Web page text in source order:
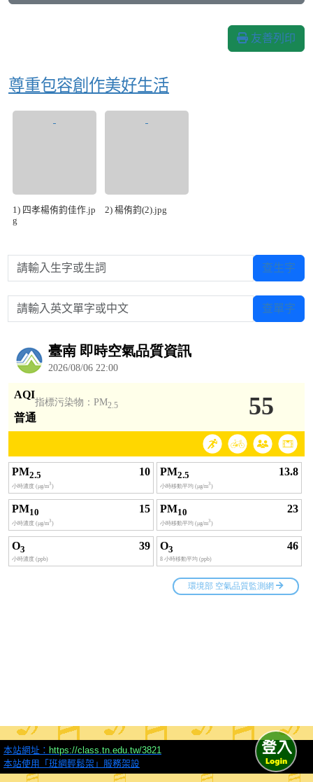
友善列印
尊重包容創作美好生活
1) 四孝楊侑鈞佳作.jp
g
2) 楊侑鈞(2).jpg
請輸入生字或生詞 查生字
請輸入英文單字或中文 查單字
本站網址： https://class.tn.edu.tw/3821
本站使用「班網輕鬆架」服務架設